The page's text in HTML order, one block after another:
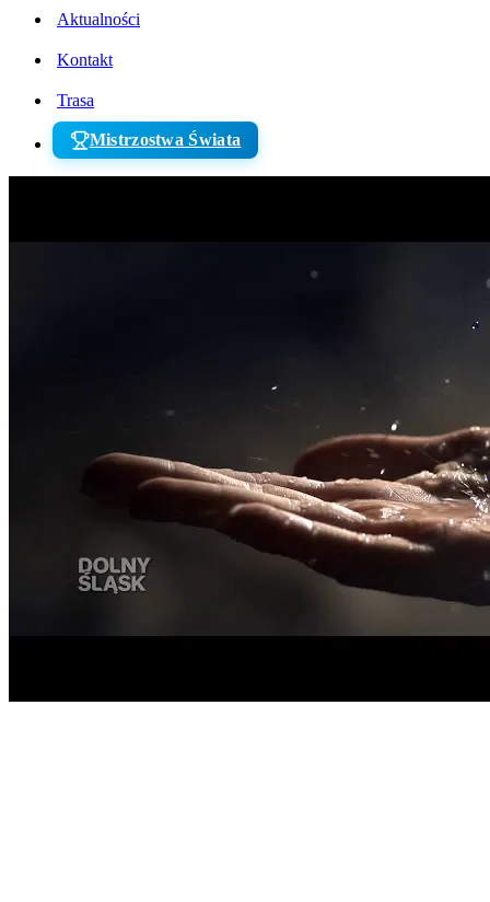
Aktualności
Kontakt
Trasa
Mistrzostwa Świata